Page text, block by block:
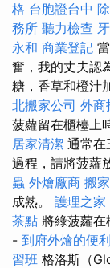
格 台胞證台中
務所 聽力檢查
永和 商業登記
奮，我的丈夫認
糖，香草和橙汁
北搬家公司 外商
菠蘿留在櫃檯上
居家清潔 通常在
過程，請將菠蘿
蟲 外燴廠商 搬
成熟。 護理之家
茶點 將綠菠蘿
- 到府外燴的便
習班 格洛斯（